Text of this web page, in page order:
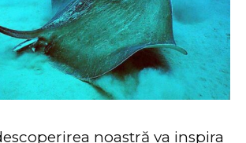
noastră va inspira